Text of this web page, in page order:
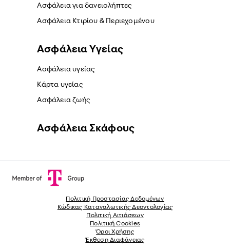
Ασφάλεια για δανειολήπτες
Ασφάλεια Κτιρίου & Περιεχομένου
Ασφάλεια Yγείας
Ασφάλεια υγείας
Κάρτα υγείας
Ασφάλεια ζωής
Ασφάλεια Σκάφους
Πολιτική Προστασίας Δεδομένων
Κώδικας Καταναλωτικής Δεοντολογίας
Πολιτική Αιτιάσεων
Πολιτική Cookies
Όροι Χρήσης
Έκθεση Διαφάνειας